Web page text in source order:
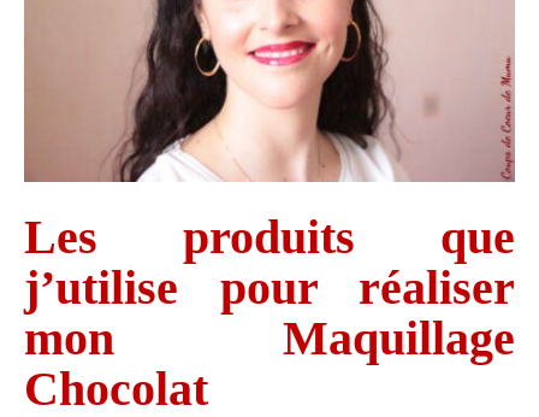
Les produits que
j’utilise pour réaliser
mon Maquillage
Chocolat